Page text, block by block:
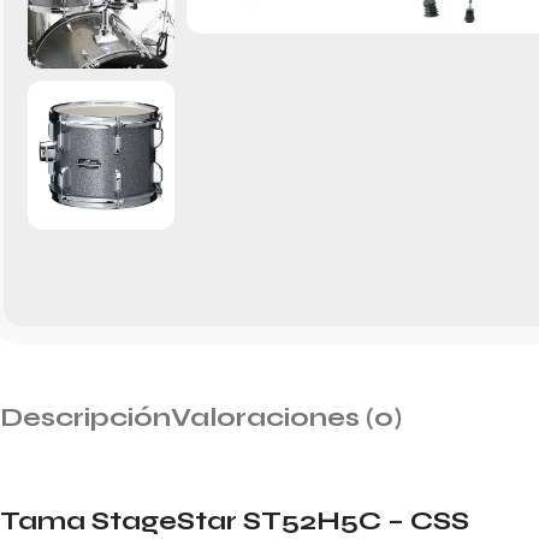
DescripciónValoraciones (0)
Tama StageStar ST52H5C – CSS